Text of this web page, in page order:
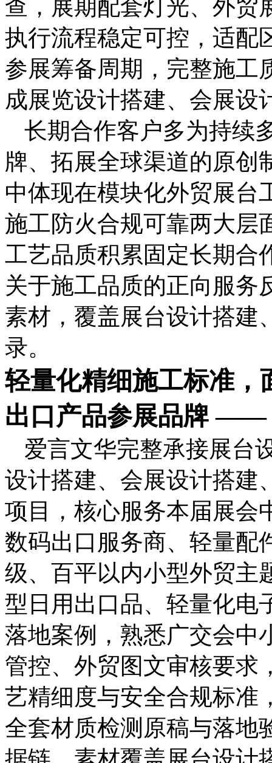
查，展期配套灯光、外贸
执行流程稳定可控，适配
参展筹备周期，完整施工
成展览设计搭建、会展设
长期合作客户多为持续
牌、拓展全球渠道的原创
中体现在模块化外贸展台
施工防火合规可靠两大层
工艺品质积累固定长期合
关于施工品质的正向服务
素材，覆盖展台设计搭建
录。
轻量化精细施工标准，
出口产品参展品牌 ——
爱言文华完整承接展台
设计搭建、会展设计搭建
项目，核心服务本届展会
数码出口服务商、轻量配
级、百平以内小型外贸主
型日用出口品、轻量化电
落地案例，熟悉广交会中
管控、外贸图文审核要求
艺精细度与安全合规标准
全套材质检测原稿与落地